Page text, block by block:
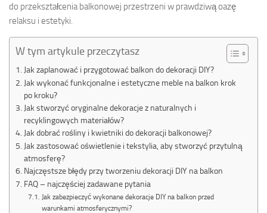
do przekształcenia balkonowej przestrzeni w prawdziwą oazę
relaksu i estetyki.
W tym artykule przeczytasz
Jak zaplanować i przygotować balkon do dekoracji DIY?
Jak wykonać funkcjonalne i estetyczne meble na balkon krok
po kroku?
Jak stworzyć oryginalne dekoracje z naturalnych i
recyklingowych materiałów?
Jak dobrać rośliny i kwietniki do dekoracji balkonowej?
Jak zastosować oświetlenie i tekstylia, aby stworzyć przytulną
atmosferę?
Najczęstsze błędy przy tworzeniu dekoracji DIY na balkon
FAQ – najczęściej zadawane pytania
Jak zabezpieczyć wykonane dekoracje DIY na balkon przed
warunkami atmosferycznymi?